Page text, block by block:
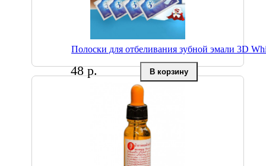
Полоски для отбеливания зубной эмали 3D
48 р.